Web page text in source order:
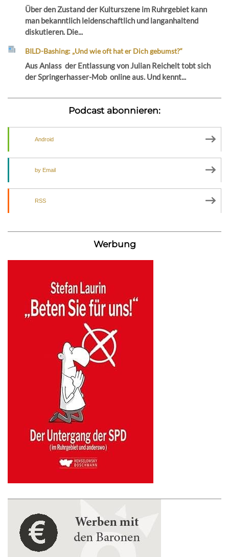
Über den Zustand der Kulturszene im Ruhrgebiet kann
man bekanntlich leidenschaftlich und langanhaltend
diskutieren. Die...
BILD-Bashing: „Und wie oft hat er Dich gebumst?“
Aus Anlass der Entlassung von Julian Reichelt tobt sich
der Springerhasser-Mob online aus. Und kennt...
Podcast abonnieren:
Android
by Email
RSS
Werbung